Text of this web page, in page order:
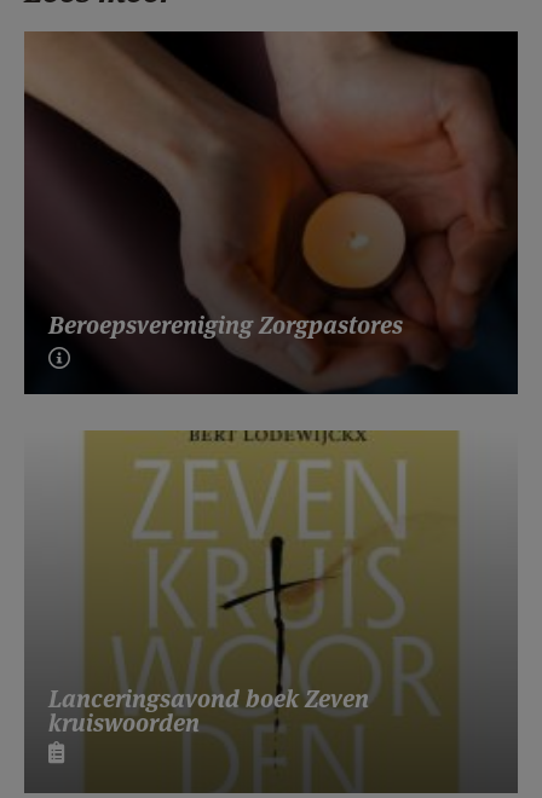
Beroepsvereniging Zorgpastores
Lanceringsavond boek Zeven
kruiswoorden